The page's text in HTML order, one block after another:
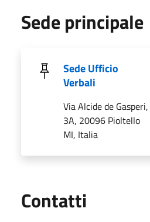
Sede principale
Sede Ufficio
Verbali
Via Alcide de Gasperi,
3A, 20096 Pioltello
MI, Italia
Contatti